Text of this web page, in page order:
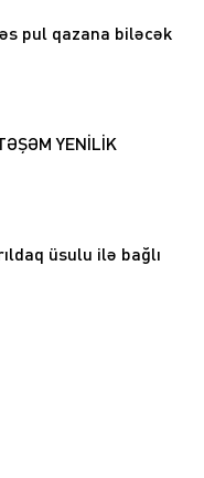
pul qazana biləcək
YENİLİK
üsulu ilə bağlı